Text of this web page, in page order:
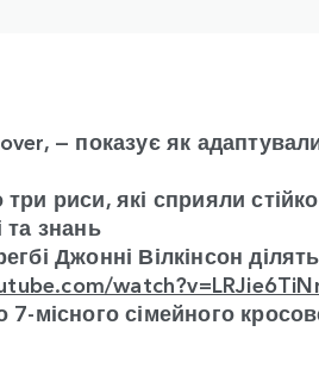
— показує як
риси, які сприяли
та знань
Джонні Вілкінсон
місного сімейного